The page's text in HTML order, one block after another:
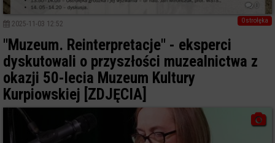
0
Ostrołęka
2025-11-03 12:52
"Muzeum. Reinterpretacje" - eksperci
dyskutowali o przyszłości muzealnictwa z
okazji 50-lecia Muzeum Kultury
Kurpiowskiej [ZDJĘCIA]